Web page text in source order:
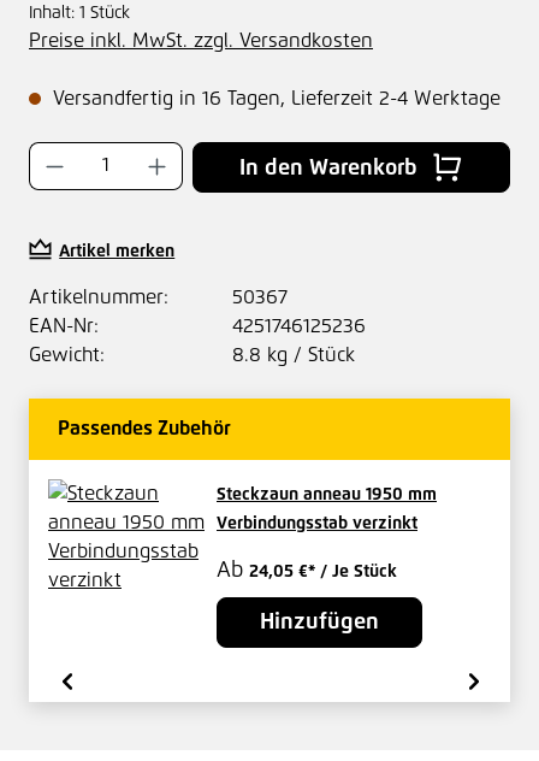
Inhalt: 1 Stück
Preise inkl. MwSt. zzgl. Versandkosten
Versandfertig in 16 Tagen, Lieferzeit 2-4 Werktage
Produkt Anzahl: Gib den gewünschten
In den Warenkorb
Artikel merken
Artikelnummer:
50367
EAN-Nr:
4251746125236
Gewicht:
8.8 kg / Stück
Passendes Zubehör
Steckzaun anneau 1950 mm
Verbindungsstab verzinkt
Ab 24,05 €* / Je Stück
Hinzufügen